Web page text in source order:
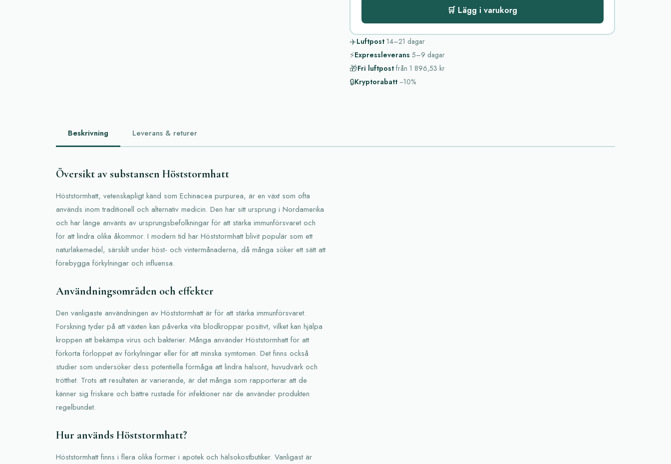
🛒 Lägg i varukorg
✈️Luftpost 14–21 dagar
⚡Expressleverans 5–9 dagar
🎁Fri luftpost från 1 896,53 kr
🔒Kryptorabatt −10%
Beskrivning Leverans & returer
Översikt av substansen Höststormhatt
Höststormhatt, vetenskapligt känd som Echinacea purpurea, är en växt som ofta
används inom traditionell och alternativ medicin. Den har sitt ursprung i Nordamerika
och har länge använts av ursprungsbefolkningar för att stärka immunförsvaret och
för att lindra olika åkommor. I modern tid har Höststormhatt blivit populär som ett
naturläkemedel, särskilt under höst- och vintermånaderna, då många söker ett sätt att
förebygga förkylningar och influensa.
Användningsområden och effekter
Den vanligaste användningen av Höststormhatt är för att stärka immunförsvaret.
Forskning tyder på att växten kan påverka vita blodkroppar positivt, vilket kan hjälpa
kroppen att bekämpa virus och bakterier. Många använder Höststormhatt för att
förkorta förloppet av förkylningar eller för att minska symtomen. Det finns också
studier som undersöker dess potentiella förmåga att lindra halsont, huvudvärk och
trötthet. Trots att resultaten är varierande, är det många som rapporterar att de
känner sig friskare och bättre rustade för infektioner när de använder produkten
regelbundet.
Hur används Höststormhatt?
Höststormhatt finns i flera olika former i apotek och hälsokostbutiker. Vanligast är